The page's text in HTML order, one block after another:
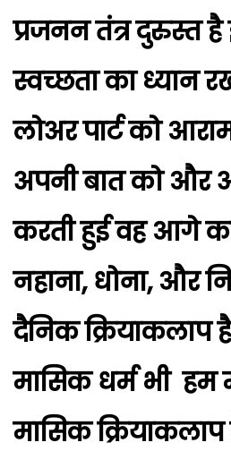
प्रजनन तंत्र दुरुस्त है
स्वच्छता का ध्यान
लोअर पार्ट को
अपनी बात को और
करती हुई वह आगे
नहाना, धोना, और
दैनिक क्रियाकलाप है
मासिक धर्म भी हम
मासिक